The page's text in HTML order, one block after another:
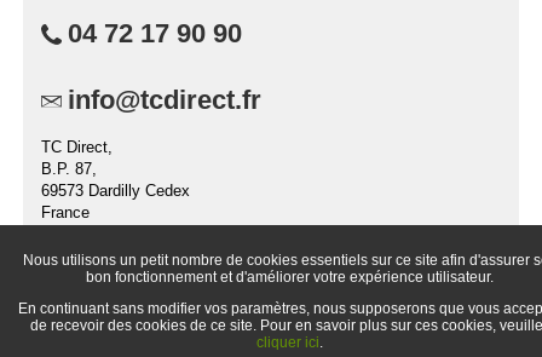
04 72 17 90 90
info@tcdirect.fr
TC Direct,
B.P. 87,
69573 Dardilly Cedex
France
© 1998-2026 TC Direct (la division distribution de TC S.A.S)
Nous utilisons un petit nombre de cookies essentiels sur ce site afin d'assurer
bon fonctionnement et d'améliorer votre expérience utilisateur.
En continuant sans modifier vos paramètres, nous supposerons que vous
de recevoir des cookies de ce site. Pour en savoir plus sur ces cookies,
cliquer ici.